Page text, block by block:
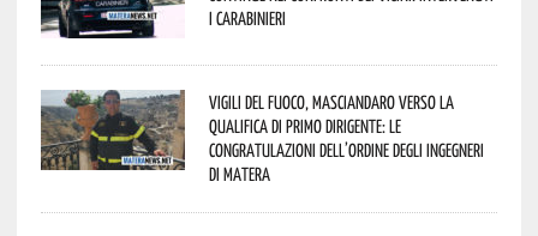
i Carabinieri
Vigili del Fuoco, Masciandaro verso la
qualifica di Primo Dirigente: le
congratulazioni dell’Ordine degli Ingegneri
di Matera